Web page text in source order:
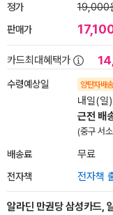
정가 19,000
판매가
카드최대혜택가
수령예상일 양탄자배송
내일(일
근전 배
(중구 서
배송료 무료
전자책 전자책
알라딘 만권당 삼성카드,